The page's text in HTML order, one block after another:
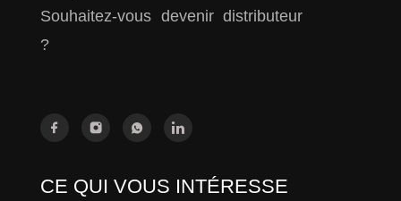
Souhaitez-vous devenir distributeur
?
CE QUI VOUS INTÉRESSE